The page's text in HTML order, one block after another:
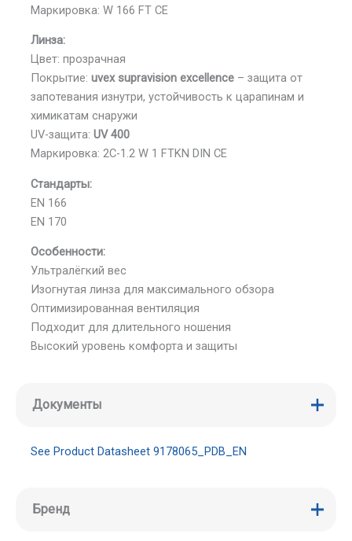
Маркировка: W 166 FT CE
Линза:
Цвет: прозрачная
Покрытие: uvex supravision excellence– защита от
запотевания изнутри, устойчивость к царапинам и
химикатам снаружи
UV-защита: UV 400
Маркировка: 2C-1.2 W 1 FTKN DIN CE
Стандарты:
EN 166
EN 170
Особенности:
Ультралёгкий вес
Изогнутая линза для максимального обзора
Оптимизированная вентиляция
Подходит для длительного ношения
Высокий уровень комфорта и защиты
Документы
See Product Datasheet 9178065_PDB_EN
Бренд